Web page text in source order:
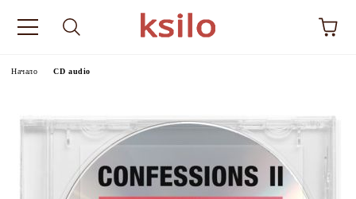
Начало CD audio